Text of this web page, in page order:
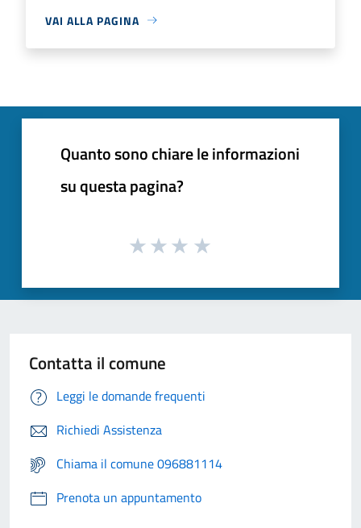
VAI ALLA PAGINA
Quanto sono chiare le informazioni
su questa pagina?
Contatta il comune
Leggi le domande frequenti
Richiedi Assistenza
Chiama il comune 096881114
Prenota un appuntamento